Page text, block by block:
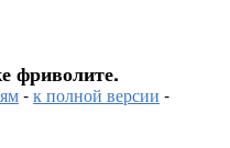
фриволите.
-к полной версии -